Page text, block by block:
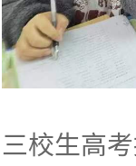
三校生高